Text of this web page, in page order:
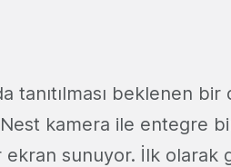
tanıtılması beklenen bir
kamera ile entegre
ekran sunuyor. İlk olarak